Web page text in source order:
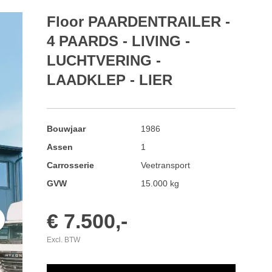
Floor PAARDENTRAILER -
4 PAARDS - LIVING -
LUCHTVERING -
LAADKLEP - LIER
Bouwjaar
1986
Assen
1
Carrosserie
Veetransport
GVW
15.000 kg
€ 7.500,-
Excl. BTW